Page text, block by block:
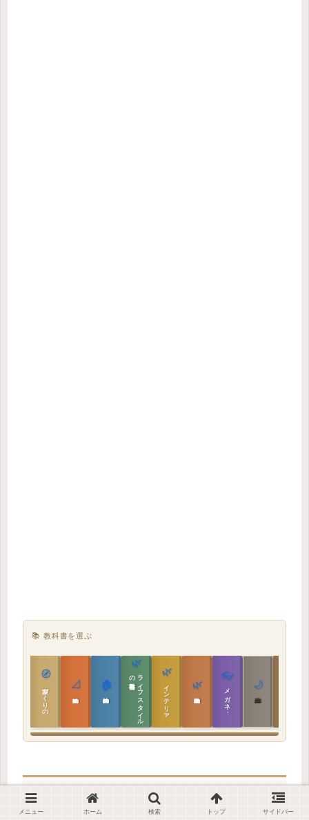
📚 教科書を選ぶ
🧭
家づくりの教科書 📐
実施設計の教科書
🏠
性能設計の教科書
🌿
ラ
イ
フ
ス
タ
イ
ル
の
教科書 🌿
インテリア設計 🌿
敷地設計の教科書
👓
メガネ｜転職 🌙
建築思想の教科書
📚 他のシリーズも読む
メニュー ホーム 検索 トップ サイドバー